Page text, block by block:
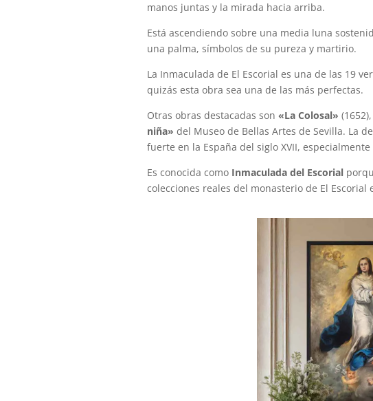
manos juntas y la mirada hacia arriba.
Está ascendiendo sobre una media luna
una palma, símbolos de su pureza y martirio.
La Inmaculada de El Escorial es una de las 19
quizás esta obra sea una de las más perfectas.
Otras obras destacadas son «La Colosal»
niña» del Museo de Bellas Artes de Sevilla. La
fuerte en la España del siglo XVII,
Es conocida como Inmaculada del Escorial
colecciones reales del monasterio de El Escorial